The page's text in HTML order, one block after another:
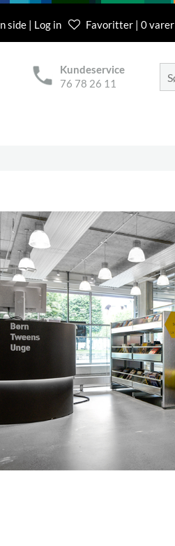
side | Log in Favoritter | 0 varer
Kundeservice
76 78 26 11